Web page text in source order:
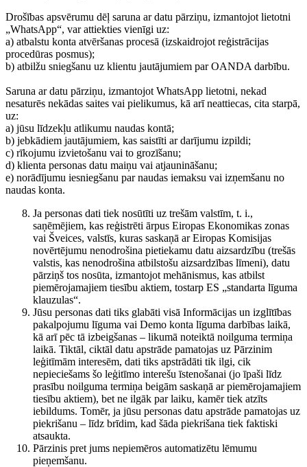
Drošības apsvērumu dēļ saruna ar datu pārziņu, izmantojot lietotni
„WhatsApp“, var attiekties vienīgi uz:
a) atbalstu konta atvēršanas procesā (izskaidrojot reģistrācijas
procedūras posmus);
b) atbilžu sniegšanu uz klientu jautājumiem par OANDA darbību.
Saruna ar datu pārziņu, izmantojot WhatsApp lietotni, nekad
nesaturēs nekādas saites vai pielikumus, kā arī neattiecas, cita starpā,
uz:
a) jūsu līdzekļu atlikumu naudas kontā;
b) jebkādiem jautājumiem, kas saistīti ar darījumu izpildi;
c) rīkojumu izvietošanu vai to grozīšanu;
d) klienta personas datu maiņu vai atjaunināšanu;
e) norādījumu iesniegšanu par naudas iemaksu vai izņemšanu no
naudas konta.
Ja personas dati tiek nosūtīti uz trešām valstīm, t. i.,
saņēmējiem, kas reģistrēti ārpus Eiropas Ekonomikas zonas
vai Šveices, valstīs, kuras saskaņā ar Eiropas Komisijas
novērtējumu nenodrošina pietiekamu datu aizsardzību (trešās
valstis, kas nenodrošina atbilstošu aizsardzības līmeni), datu
pārziņš tos nosūta, izmantojot mehānismus, kas atbilst
piemērojamajiem tiesību aktiem, tostarp ES „standarta līguma
klauzulas“.
Jūsu personas dati tiks glabāti visā Informācijas un izglītības
pakalpojumu līguma vai Demo konta līguma darbības laikā,
kā arī pēc tā izbeigšanas – likumā noteiktā noilguma termiņa
laikā. Tiktāl, ciktāl datu apstrāde pamatojas uz Pārzinim
leģitīmām interesēm, dati tiks apstrādāti tik ilgi, cik
nepieciešams šo leģitīmo interešu īstenošanai (jo īpaši līdz
prasību noilguma termiņa beigām saskaņā ar piemērojamajiem
tiesību aktiem), bet ne ilgāk par laiku, kamēr tiek atzīts
iebildums. Tomēr, ja jūsu personas datu apstrāde pamatojas uz
piekrišanu – līdz brīdim, kad šāda piekrišana tiek faktiski
atsaukta.
Pārzinis pret jums nepiemēros automatizētu lēmumu
pieņemšanu.